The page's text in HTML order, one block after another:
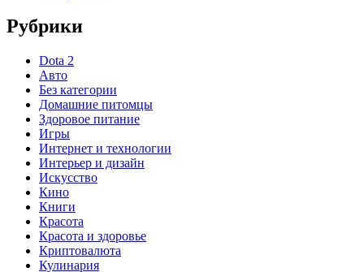
Рубрики
Dota 2
Авто
Без категории
Домашние питомцы
Здоровое питание
Игры
Интернет и технологии
Интерьер и дизайн
Искусство
Кино
Книги
Красота
Красота и здоровье
Криптовалюта
Кулинария